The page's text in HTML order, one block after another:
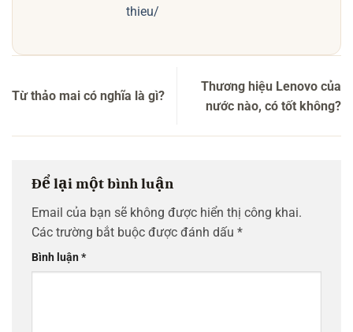
thieu/
Từ thảo mai có nghĩa là gì?
Thương hiệu Lenovo của
nước nào, có tốt không?
Để lại một bình luận
Email của bạn sẽ không được hiển thị công khai.
Các trường bắt buộc được đánh dấu *
Bình luận*